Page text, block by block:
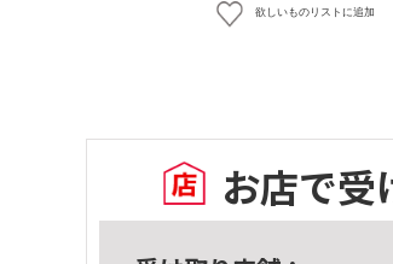
欲しいものリストに追加
お店で受